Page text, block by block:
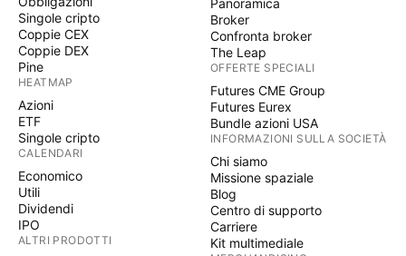
Singole cripto
Coppie CEX
Coppie DEX
Pine
HEATMAP
Azioni
ETF
Singole cripto
CALENDARI
Economico
Utili
Dividendi
IPO
ALTRI PRODOTTI
Panoramica
Broker
Confronta broker
The Leap
OFFERTE SPECIALI
Futures CME Group
Futures Eurex
Bundle azioni USA
INFORMAZIONI SULLA SOCIETÀ
Chi siamo
Missione spaziale
Blog
Centro di supporto
Carriere
Kit multimediale